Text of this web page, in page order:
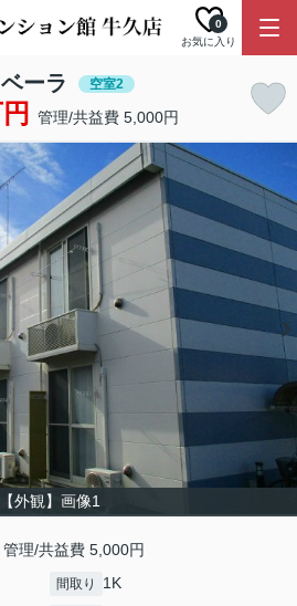
お気に入り
0
ーラ 空室2
管理/共益費 5,000円
【外観】画像1
理/共益費 5,000円
間取り 1K